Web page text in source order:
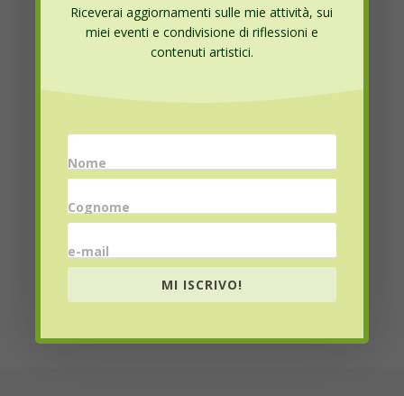
Name*
Website
Riceverai aggiornamenti sulle mie attività, sui
miei eventi e condivisione di riflessioni e
contenuti artistici.
Nome
Cognome
e-mail
MI ISCRIVO!